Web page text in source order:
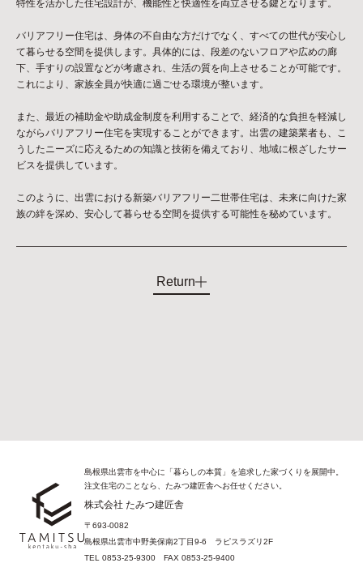
特性を活かした住宅設計が、機能性と快適性を両立させる鍵となります。
バリアフリー住宅は、身体の不自由な方だけでなく、すべての世代が安心し
て暮らせる空間を提供します。具体的には、段差のないフロアや広めの廊
下、手すりの設置などが考慮され、生活の質を向上させることが可能です。
これにより、家族全員が快適に過ごせる環境が整います。
また、最近の補助金や助成金制度を利用することで、経済的な負担を軽減し
ながらバリアフリー住宅を実現することができます。出雲の建築業者も、こ
うしたニーズに応えるための知識と技術を備えており、地域に根ざしたサー
ビスを提供しています。
このように、出雲における新築バリアフリー二世帯住宅は、未来に向けた家
族の絆を深め、安心して暮らせる空間を提供する可能性を秘めています。
Return
島根県出雲市を中心に「暮らしの本質」を追求した家づくりを展開中。
注文住宅のことなら、たみつ建匠舎へお任せください。
株式会社 たみつ建匠舎
〒693-0082
島根県出雲市中野美保南2丁目9-6 ラピスラズリ2F
TEL 0853-25-9300 FAX 0853-25-9400